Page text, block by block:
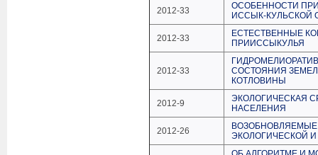
2012-33
ОСОБЕННОСТИ
ИССЫК-КУЛЬСКОЙ
2012-33
ЕСТЕСТВЕННЫЕ
ПРИИССЫКУЛЬЯ
2012-33
СОСТОЯНИЯ
КОТЛОВИНЫ
2012-9
ЭКОЛОГИЧЕСКАЯ
НАСЕЛЕНИЯ
2012-26
ЭКОЛОГИЧЕСКОЙ